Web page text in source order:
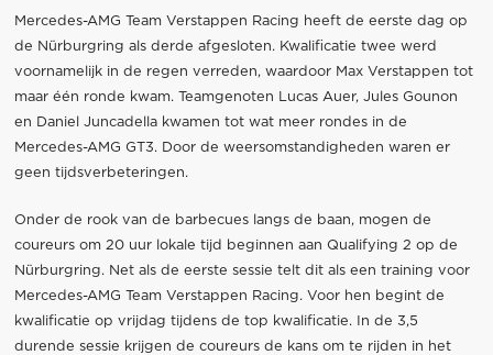
Mercedes-AMG Team Verstappen Racing heeft de eerste dag op
de Nürburgring als derde afgesloten. Kwalificatie twee werd
voornamelijk in de regen verreden, waardoor Max Verstappen tot
maar één ronde kwam. Teamgenoten Lucas Auer, Jules Gounon
en Daniel Juncadella kwamen tot wat meer rondes in de
Mercedes-AMG GT3. Door de weersomstandigheden waren er
geen tijdsverbeteringen.
Onder de rook van de barbecues langs de baan, mogen de
coureurs om 20 uur lokale tijd beginnen aan Qualifying 2 op de
Nürburgring. Net als de eerste sessie telt dit als een training voor
Mercedes-AMG Team Verstappen Racing. Voor hen begint de
kwalificatie op vrijdag tijdens de top kwalificatie. In de 3,5
durende sessie krijgen de coureurs de kans om te rijden in het